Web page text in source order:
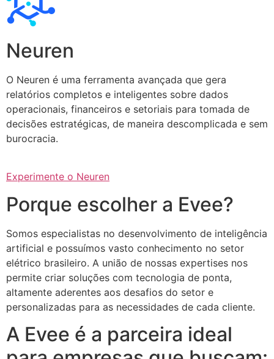
Neuren
O Neuren é uma ferramenta avançada que gera
relatórios completos e inteligentes sobre dados
operacionais, financeiros e setoriais para tomada de
decisões estratégicas, de maneira descomplicada e sem
burocracia.
Experimente o Neuren
Porque escolher a Evee?
Somos especialistas no desenvolvimento de inteligência
artificial e possuímos vasto conhecimento no setor
elétrico brasileiro. A união de nossas expertises nos
permite criar soluções com tecnologia de ponta,
altamente aderentes aos desafios do setor e
personalizadas para as necessidades de cada cliente.
A Evee é a parceira ideal